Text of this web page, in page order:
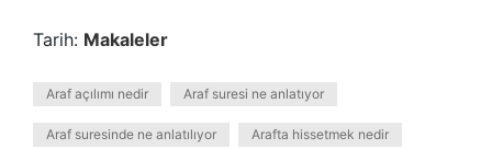
Tarih: Makaleler
Araf açılımı nedir Araf suresi ne anlatıyor
Araf suresinde ne anlatılıyor Arafta hissetmek nedir